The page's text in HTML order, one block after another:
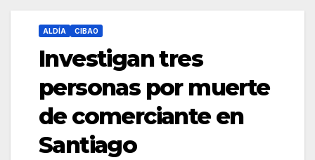
ALDÍA CIBAO
Investigan tres
personas por muerte
de comerciante en
Santiago